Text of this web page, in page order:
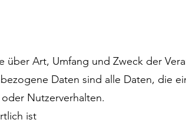
über Art, Umfang und Zweck der
Daten sind alle Daten, die
Nutzerverhalten.
ist